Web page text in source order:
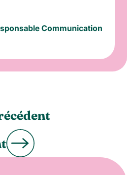
Communication